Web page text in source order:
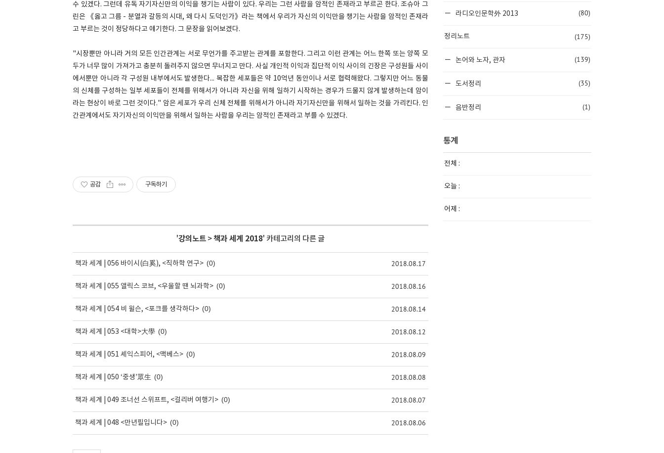
수 있겠다. 그런데 유독 자기자신만의 이익을 챙기는 사람이 있다. 우리는 그런 사람을 암적인 존재라고 부르곤 한다. 조슈아 그
린은 《옳고 그름 - 분열과 갈등의 시대, 왜 다시 도덕인가》라는 책에서 우리가 자신의 이익만을 챙기는 사람을 암적인 존재라
고 부르는 것이 정당하다고 얘기한다. 그 문장을 읽어보겠다.
"시장뿐만 아니라 거의 모든 인간관계는 서로 무언가를 주고받는 관계를 포함한다. 그리고 이런 관계는 어느 한쪽 또는 양쪽 모
두가 너무 많이 가져가고 충분히 돌려주지 않으면 무너지고 만다. 사실 개인적 이익과 집단적 이익 사이의 긴장은 구성원들 사이
에서뿐만 아니라 각 구성원 내부에서도 발생한다... 복잡한 세포들은 약 10억년 동안이나 서로 협력해왔다. 그렇지만 어느 동물
의 신체를 구성하는 일부 세포들이 전체를 위해서가 아니라 자신을 위해 일하기 시작하는 경우가 드물지 않게 발생하는데 암이
라는 현상이 바로 그런 것이다." 암은 세포가 우리 신체 전체를 위해서가 아니라 자기자신만을 위해서 일하는 것을 가리킨다. 인
간관계에서도 자기자신의 이익만을 위해서 일하는 사람을 우리는 암적인 존재라고 부를 수 있겠다.
공감 구독하기
'강의노트 >책과 세계 2018' 카테고리의 다른 글
책과 세계 | 056 바이시(白奚), <직하학 연구> (0) 2018.08.17
책과 세계 | 055 앨릭스 코브, <우울할 땐 뇌과학> (0) 2018.08.16
책과 세계 | 054 비 윌슨, <포크를 생각하다> (0) 2018.08.14
책과 세계 | 053 <대학>大學 (0) 2018.08.12
책과 세계 | 051 셰익스피어, <맥베스> (0) 2018.08.09
책과 세계 | 050 ‘중생’眾生 (0) 2018.08.08
책과 세계 | 049 조너선 스위프트, <걸리버 여행기> (0) 2018.08.07
책과 세계 | 048 <만년필입니다> (0) 2018.08.06
라디오인문학外 2013 (80)
정리노트 (175)
논어와 노자, 관자 (139)
도서정리 (35)
음반정리 (1)
통계
전체 :
오늘 :
어제 :